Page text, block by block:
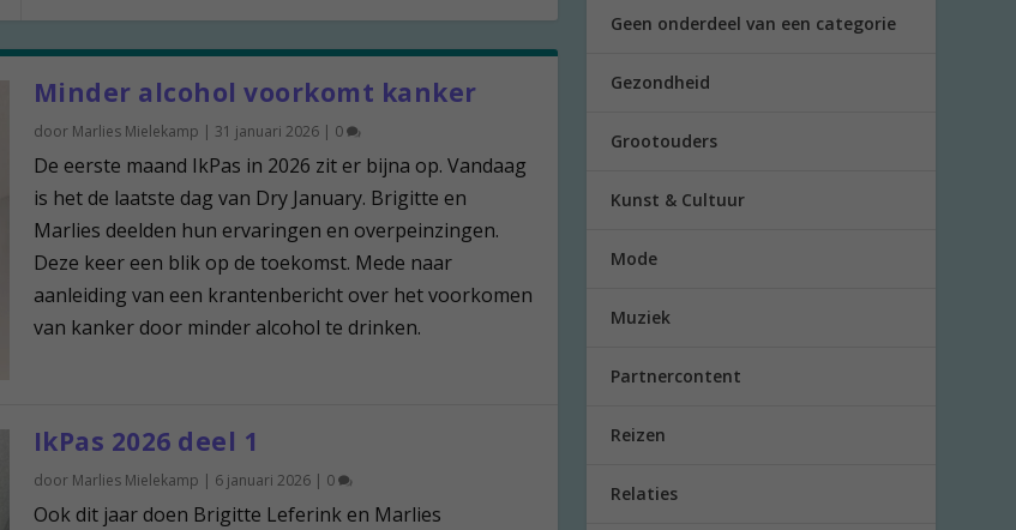
Minder alcohol voorkomt kanker
door Marlies Mielekamp | 31 januari 2026| 0
De eerste maand IkPas in 2026 zit er bijna op. Vandaag
is het de laatste dag van Dry January. Brigitte en
Marlies deelden hun ervaringen en overpeinzingen.
Deze keer een blik op de toekomst. Mede naar
aanleiding van een krantenbericht over het voorkomen
van kanker door minder alcohol te drinken.
IkPas 2026 deel 1
door Marlies Mielekamp | 6 januari 2026| 0
Ook dit jaar doen Brigitte Leferink en Marlies
Geen onderdeel van een categorie
Gezondheid
Grootouders
Kunst & Cultuur
Mode
Muziek
Partnercontent
Reizen
Relaties